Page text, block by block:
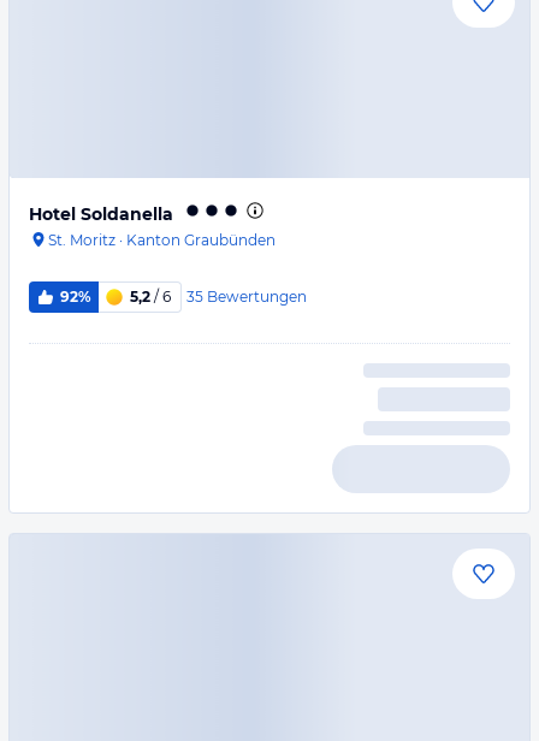
Hotel Soldanella
St. Moritz · Kanton Graubünden
92% 5,2 / 6 35 Bewertungen